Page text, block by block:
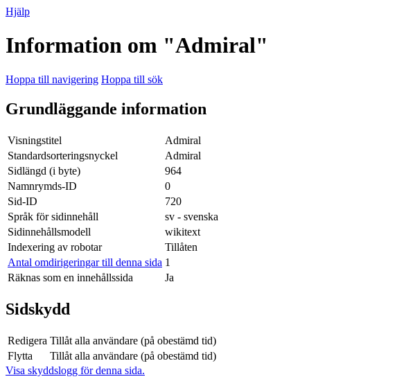
Hjälp
Information om "Admiral"
Hoppa till navigering Hoppa till sök
Grundläggande information
Visningstitel
Admiral
Standardsorteringsnyckel
Admiral
Sidlängd (i byte)
964
Namnrymds-ID
0
Sid-ID
720
Språk för sidinnehåll
sv - svenska
Sidinnehållsmodell
wikitext
Indexering av robotar
Tillåten
Antal omdirigeringar till denna sida 1
Räknas som en innehållssida
Ja
Sidskydd
Redigera Tillåt alla användare (på obestämd tid)
Flytta
Tillåt alla användare (på obestämd tid)
Visa skyddslogg för denna sida.